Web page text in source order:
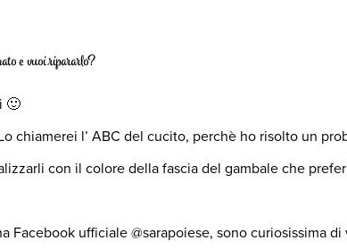
e vuoi ripararlo?
🙂
chiamerei l’ ABC del cucito, perchè ho risolto un
con il colore della fascia del gambale che
Facebook ufficiale @sarapoiese, sono curiosissima